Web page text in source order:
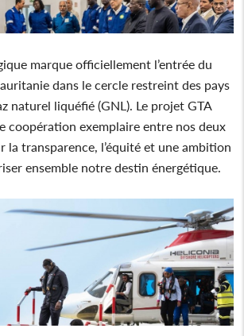
marque officiellement l’entrée du
dans le cercle restreint des pays
naturel liquéfié (GNL). Le projet GTA
coopération exemplaire entre nos deux
la transparence, l’équité et une ambition
ensemble notre destin énergétique.